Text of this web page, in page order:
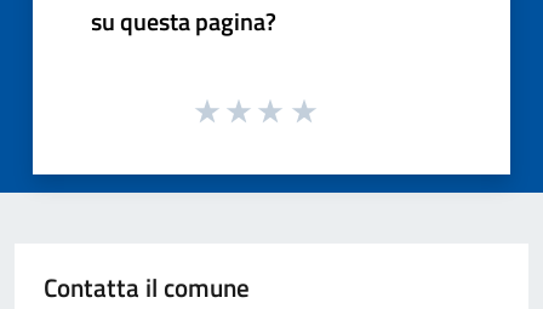
su questa pagina?
Contatta il comune